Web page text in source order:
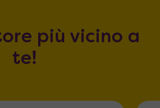
più vicino a
te!